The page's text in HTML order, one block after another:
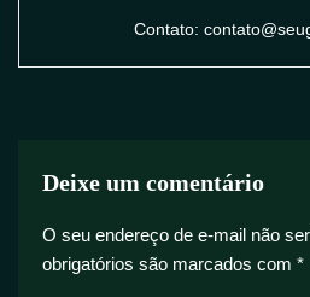
Contato:
Deixe um comentário
O seu endereço de e-mail não
obrigatórios são marcados com *